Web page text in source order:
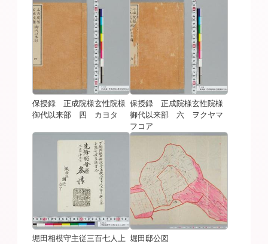
保授録 正成院様玄性院様
御代以来部 四 カヨタ
保授録 正成院様玄性院様
御代以来部 六 ヲクヤマ
フコア
堀田相模守主従三百七人上 堀田邸公図